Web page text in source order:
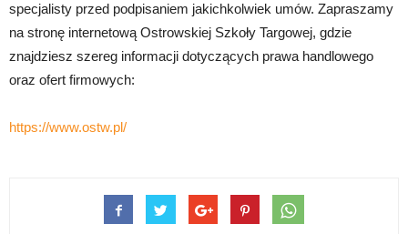
specjalisty przed podpisaniem jakichkolwiek umów. Zapraszamy
na stronę internetową Ostrowskiej Szkoły Targowej, gdzie
znajdziesz szereg informacji dotyczących prawa handlowego
oraz ofert firmowych:
https://www.ostw.pl/